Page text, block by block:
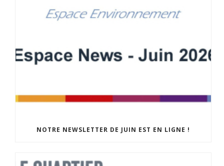
NOTRE NEWSLETTER DE JUIN EST EN LIGNE !